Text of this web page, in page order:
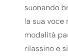
suonando
la sua voce
modalità
rilassino e